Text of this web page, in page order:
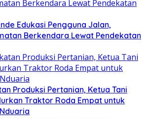
Edukasi Pengguna Jalan,
Berkendara Lewat Pendekatan
Produksi Pertanian, Ketua Tani
Traktor Roda Empat untuk